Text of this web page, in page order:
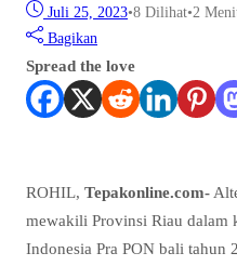
Juli 25, 2023•8 Dilihat•2
Bagikan
Spread the love
ROHIL, Tepakonline.com-
mewakili Provinsi Riau dalam
Indonesia Pra PON bali tahun